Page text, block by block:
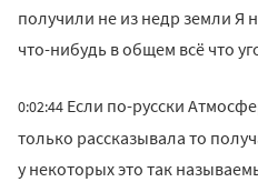
получили не из недр земли Я
что-нибудь в общем всё что
0:02:44 Если по-русски
только рассказывала то
у некоторых это так